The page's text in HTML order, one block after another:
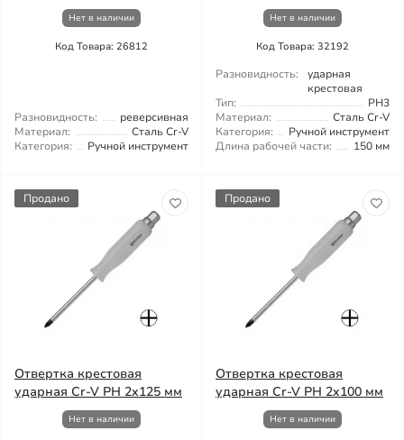
Нет в наличии
Код Товара: 26812
Разновидность:
реверсивная
Материал:
Сталь Cr-V
Категория:
Ручной инструмент
Нет в наличии
Код Товара: 32192
Разновидность:
ударная
крестовая
Тип:
PH3
Материал:
Сталь Cr-V
Категория:
Ручной инструмент
Длина рабочей части:
150 мм
Продано
Отвертка крестовая
ударная Cr-V PH 2x125 мм
Нет в наличии
Продано
Отвертка крестовая
ударная Cr-V PH 2x100 мм
Нет в наличии